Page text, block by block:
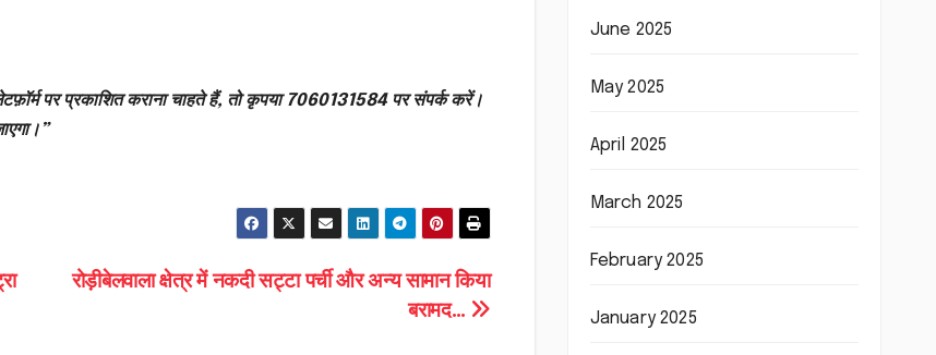
पर प्रकाशित कराना चाहते हैं, तो कृपया 7060131584 पर संपर्क करें।
रोड़ीबेलवाला क्षेत्र में नकदी सट्टा पर्ची और अन्य सामान किया
बरामद…
June 2025
May 2025
April 2025
March 2025
February 2025
January 2025